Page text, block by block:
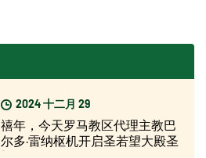
2024 十二月 29
禧年，今天罗马教区代理主教巴
尔多·雷纳枢机开启圣若望大殿圣